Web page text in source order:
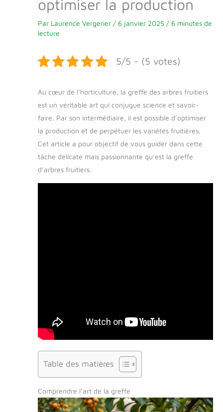
optimiser la production
Par Laurence Vergerier / 6 janvier 2025 / 6 minutes de
lecture
5/5 - (5 votes)
Au cœur de l’horticulture, la greffe des arbres fruitiers
est un véritable art qui conjugue science et savoir-
faire. Par son intermédiaire, il est possible d’optimiser
la production et de perpétuer les variétés fruitières.
Cet article a pour objectif de vous guider dans cette
tâche délicate mais passionnante qu’est la greffe
d’arbres fruitiers.
Table des matières
Comprendre l’art de la greffe